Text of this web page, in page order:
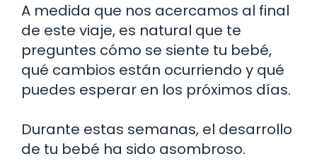
A medida que nos acercamos al final
de este viaje, es natural que te
preguntes cómo se siente tu bebé,
qué cambios están ocurriendo y qué
puedes esperar en los próximos días.
Durante estas semanas, el desarrollo
de tu bebé ha sido asombroso.